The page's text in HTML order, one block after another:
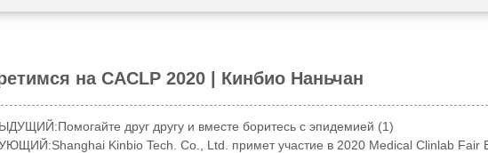
на CACLP 2020 | Кинбио Наньчан
Помогайте друг другу и вместе боритесь с эпидемией (1)
Shanghai Kinbio Tech. Co., Ltd. примет участие в 2020 Medical Clinlab Fair